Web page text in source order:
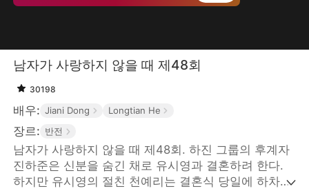
남자가 사랑하지 않을 때 제48회
30198
배우: Jiani Dong Longtian He
장르: 반전
남자가 사랑하지 않을 때 제48회. 하진 그룹의 후계자
진하준은 신분을 숨긴 채로 유시영과 결혼하려 한다.
하지만 유시영의 절친 천예리는 결혼식 당일에 하차금